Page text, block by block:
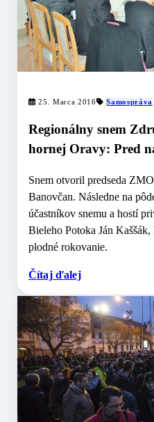
25. Marca 2016 Samospráva
Regionálny snem
hornej Oravy: Pred
Snem otvoril predseda
Banovčan. Následne na
účastníkov snemu a hostí
Bieleho Potoka Ján
plodné rokovanie.
Čítaj ďalej